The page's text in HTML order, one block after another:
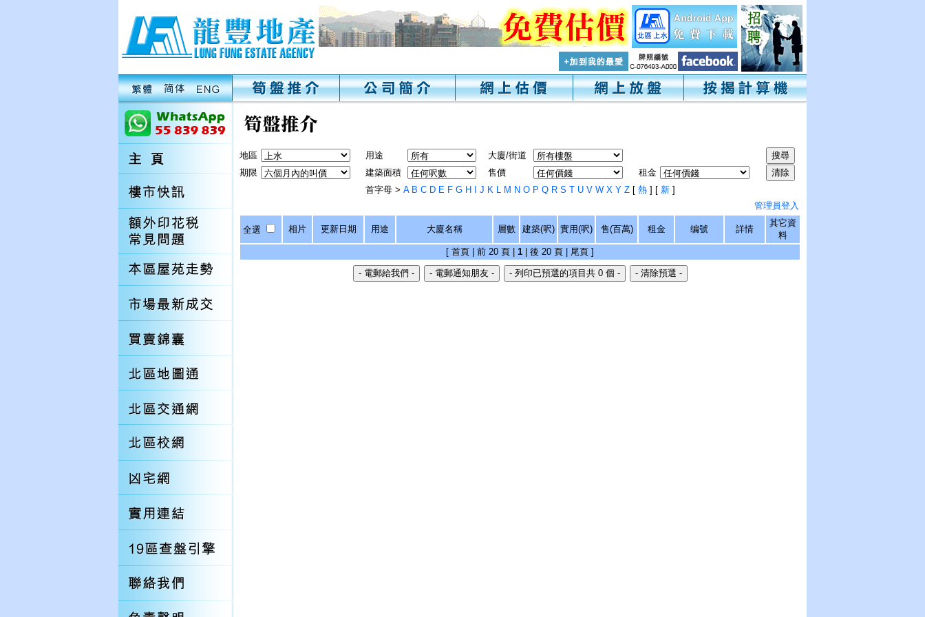
地區 用途
大廈/街道
期限
建築面積 售價
租金
首字母 > A B C D E F G H J K L M N O P Q R S T U V W X Y Z[ 熱 ] [ 新 ]
管理員登入
全選 相片 更新日期 用途 大廈名稱 層數 建築(呎) 實用(呎) 售(百萬) 租金 编號 詳情
其它資
料
[ 首頁 | 前 20 頁 | 1 | 後 20 頁 | 尾頁 ]